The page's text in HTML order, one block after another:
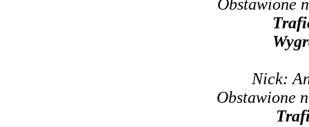
Obstawione
Nick:
Obstawione